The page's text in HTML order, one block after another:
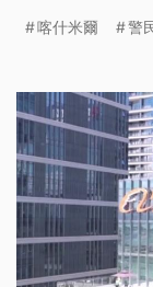
喀什米爾 警